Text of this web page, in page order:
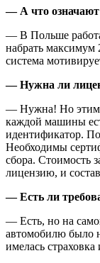
— А что
— В Польше
набрать
система
— Нужна ли
— Нужна! Но этим
каждой машины
идентификатор.
Необходимы
сбора. Стоимость
лицензию, и
— Есть ли
— Есть, но на
автомобилю было
имелась